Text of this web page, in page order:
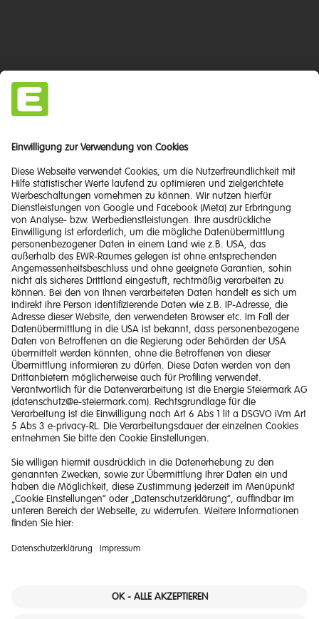
Impressum
Barrierefreiheitserklärung
Datenschutzerklärung